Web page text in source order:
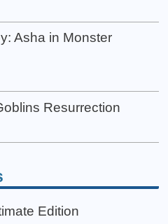
Asha in Monster
Resurrection
Edition